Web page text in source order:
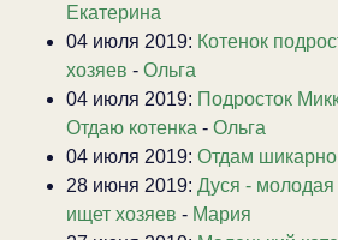
Екатерина
04 июля 2019: Котенок
хозяев - Ольга
04 июля 2019: Подросток
Отдаю котенка - Ольга
04 июля 2019: Отдам
28 июня 2019: Дуся - молодая
ищет хозяев - Мария